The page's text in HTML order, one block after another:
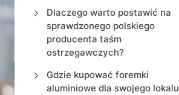
Dlaczego warto postawić na
sprawdzonego polskiego
producenta taśm
ostrzegawczych?
Gdzie kupować foremki
aluminiowe dla swojego lokalu